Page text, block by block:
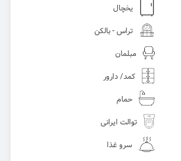
یخچال
تراس - بالکن
مبلمان
کمد/ دارور
حمام
توالت ایرانی
سرو غذا